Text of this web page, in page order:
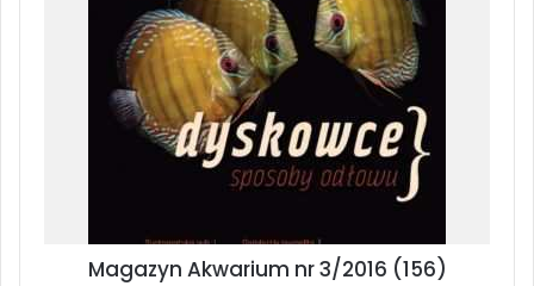
na
stronie
produktu
Magazyn Akwarium nr 3/2016 (156)